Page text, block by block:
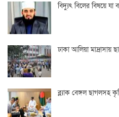
বিদ্যুৎ বিলের বিষয়ে
ঢাকা আলিয়া মাদ্রাসায়
ব্ল্যাক বেঙ্গল ছাগলসহ